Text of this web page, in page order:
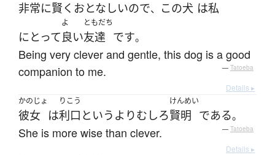
非常に賢く おとなしいので、 この犬 は私
にとって
よ
良い
ともだち
友達 です。
Being very clever and gentle, this dog is a good
companion to me.
— Tatoeba
Details ▸
かのじょ
彼女 は
りこう
利口 というよりむしろ
けんめい
賢明 である。
She is more wise than clever. — Tatoeba
Details ▸